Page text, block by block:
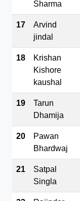
Sharma
17
Arvind
jindal
18
Krishan
Kishore
kaushal
19
Tarun
Dhamija
20
Pawan
Bhardwaj
21
Satpal
Singla